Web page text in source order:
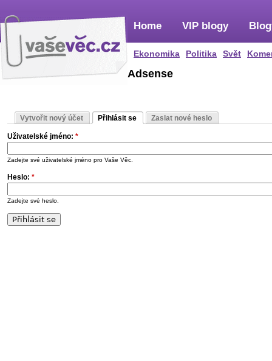
Home
Ekonomika Politika Svět
VIP blogy
Adsense
Vytvořit nový účet Přihlásit se Zaslat nové heslo
Uživatelské jméno: *
Zadejte své uživatelské jméno pro Vaše Věc.
Heslo: *
Zadejte své heslo.